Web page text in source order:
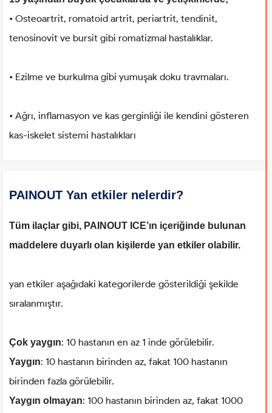
• Osteoartrit, romatoid artrit, periartrit, tendinit,
tenosinovit ve bursit gibi romatizmal hastalıklar.
• Ezilme ve burkulma gibi yumuşak doku travmaları.
• Ağrı, inflamasyon ve kas gerginliği ile kendini gösteren
kas-iskelet sistemi hastalıkları
PAINOUT Yan etkiler nelerdir?
Tüm ilaçlar gibi, PAINOUT ICE’ın içeriğinde bulunan
maddelere duyarlı olan kişilerde yan etkiler olabilir.
yan etkiler aşağıdaki kategorilerde gösterildiği şekilde
sıralanmıştır.
Çok yaygın: 10 hastanın en az 1 inde görülebilir.
Yaygın: 10 hastanın birinden az, fakat 100 hastanın
birinden fazla görülebilir.
Yaygın olmayan: 100 hastanın birinden az, fakat 1000